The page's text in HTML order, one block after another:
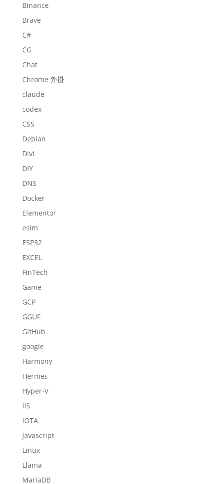
Binance
Brave
C#
CG
Chat
Chrome 外掛
claude
codex
CSS
Debian
Divi
DIY
DNS
Docker
Elementor
esim
ESP32
EXCEL
FinTech
Game
GCP
GGUF
GitHub
google
Harmony
Hermes
Hyper-V
IIS
IOTA
Javascript
Linux
Llama
MariaDB